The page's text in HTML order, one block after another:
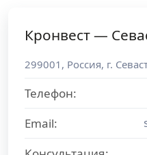
Кронвест —
299001 , Россия, г.
Телефон:
Email: